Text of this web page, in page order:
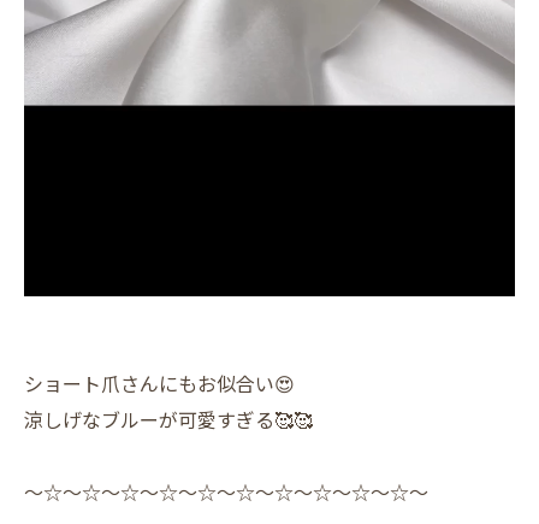
ショート爪さんにもお似合い😍
涼しげなブルーが可愛すぎる🥰🥰
〜☆〜☆〜☆〜☆〜☆〜☆〜☆〜☆〜☆〜☆〜